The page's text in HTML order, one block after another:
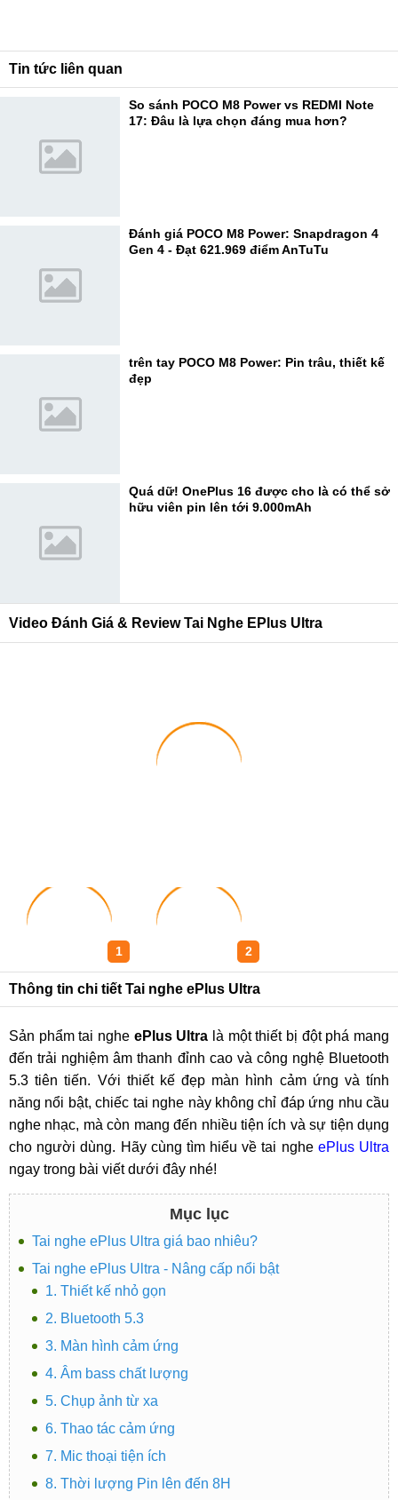
Tin tức liên quan
So sánh POCO M8 Power vs REDMI Note
17: Đâu là lựa chọn đáng mua hơn?
Đánh giá POCO M8 Power: Snapdragon 4
Gen 4 - Đạt 621.969 điểm AnTuTu
trên tay POCO M8 Power: Pin trâu, thiết kế
đẹp
Quá dữ! OnePlus 16 được cho là có thể sở
hữu viên pin lên tới 9.000mAh
Video Đánh Giá & Review Tai Nghe EPlus Ultra
1 2
Thông tin chi tiết Tai nghe ePlus Ultra
Sản phẩm tai nghe ePlus Ultra là một thiết bị đột phá mang
đến trải nghiệm âm thanh đỉnh cao và công nghệ Bluetooth
5.3 tiên tiến. Với thiết kế đẹp màn hình cảm ứng và tính
năng nổi bật, chiếc tai nghe này không chỉ đáp ứng nhu cầu
nghe nhạc, mà còn mang đến nhiều tiện ích và sự tiện dụng
cho người dùng. Hãy cùng tìm hiểu về tai nghe ePlus Ultra
ngay trong bài viết dưới đây nhé!
Mục lục
Tai nghe ePlus Ultra giá bao nhiêu?
Tai nghe ePlus Ultra - Nâng cấp nổi bật
1. Thiết kế nhỏ gọn
2. Bluetooth 5.3
3. Màn hình cảm ứng
4. Âm bass chất lượng
5. Chụp ảnh từ xa
6. Thao tác cảm ứng
7. Mic thoại tiện ích
8. Thời lượng Pin lên đến 8H